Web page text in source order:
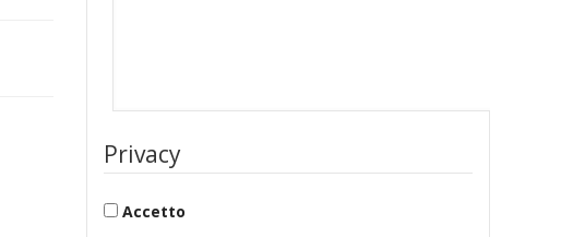
Privacy
Accetto